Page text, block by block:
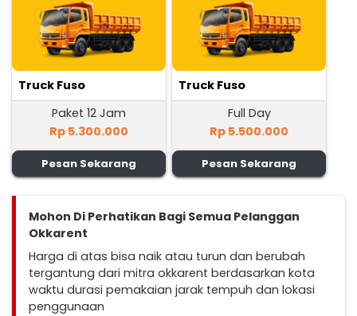
Truck Fuso
Paket 12 Jam
Rp 5.300.000
Pesan Sekarang
Truck Fuso
Full Day
Rp 5.500.000
Pesan Sekarang
Mohon Di Perhatikan Bagi Semua Pelanggan
Okkarent
Harga di atas bisa naik atau turun dan berubah
tergantung dari mitra okkarent berdasarkan kota
waktu durasi pemakaian jarak tempuh dan lokasi
penggunaan